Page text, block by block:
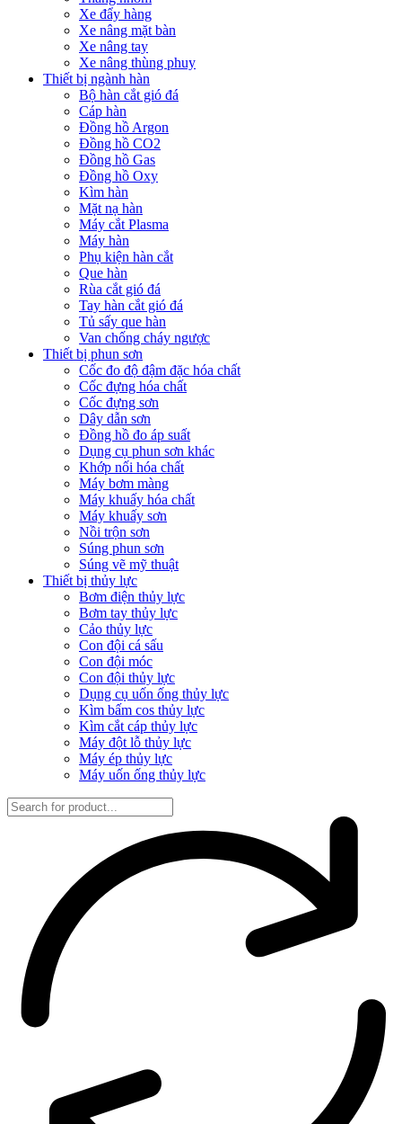
Xe đẩy hàng
Xe nâng mặt bàn
Xe nâng tay
Xe nâng thùng phuy
Thiết bị ngành hàn
Bộ hàn cắt gió đá
Cáp hàn
Đồng hồ Argon
Đồng hồ CO2
Đồng hồ Gas
Đồng hồ Oxy
Kìm hàn
Mặt nạ hàn
Máy cắt Plasma
Máy hàn
Phụ kiện hàn cắt
Que hàn
Rùa cắt gió đá
Tay hàn cắt gió đá
Tủ sấy que hàn
Van chống cháy ngược
Thiết bị phun sơn
Cốc đo độ đậm đặc hóa chất
Cốc đựng hóa chất
Cốc đựng sơn
Dây dẫn sơn
Đồng hồ đo áp suất
Dụng cụ phun sơn khác
Khớp nối hóa chất
Máy bơm màng
Máy khuấy hóa chất
Máy khuấy sơn
Nồi trộn sơn
Súng phun sơn
Súng vẽ mỹ thuật
Thiết bị thủy lực
Bơm điện thủy lực
Bơm tay thủy lực
Cảo thủy lực
Con đội cá sấu
Con đội móc
Con đội thủy lực
Dụng cụ uốn ống thủy lực
Kìm bấm cos thủy lực
Kìm cắt cáp thủy lực
Máy đột lỗ thủy lực
Máy ép thủy lực
Máy uốn ống thủy lực